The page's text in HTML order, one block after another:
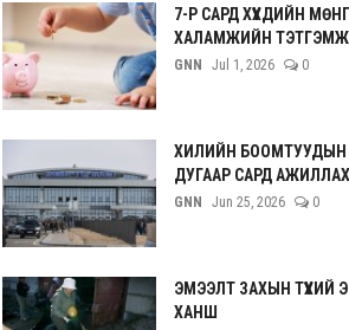
7-Р САРД ХҮҮХДИЙН
ХАЛАМЖИЙН ТЭТГЭМЖ
GNN Jul 1, 2026 0
ХИЛИЙН БООМТУУДЫН
ДУГААР САРД
GNN Jun 25, 2026 0
ЭМЭЭЛТ ЗАХЫН ТҮҮХИЙ
ХАНШ